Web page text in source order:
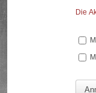
Die